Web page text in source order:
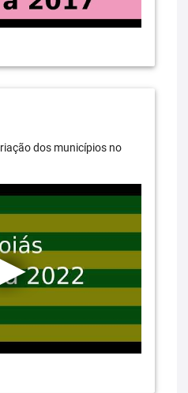
dos municípios no